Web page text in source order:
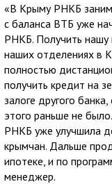
«В Крыму РНКБ
с баланса ВТБ уже
РНКБ. Получить нашу
наших отделениях в
полностью
получить кредит на
залоге другого
этого раньше не
РНКБ уже улучшила
крымчан. Дальше
ипотеке, и по
менеджер.